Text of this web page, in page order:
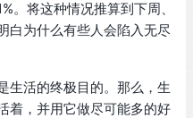
。将这种情况推算到下周、
白为什么有些人会陷入无尽
生活的终极目的。那么，生
着，并用它做尽可能多的好